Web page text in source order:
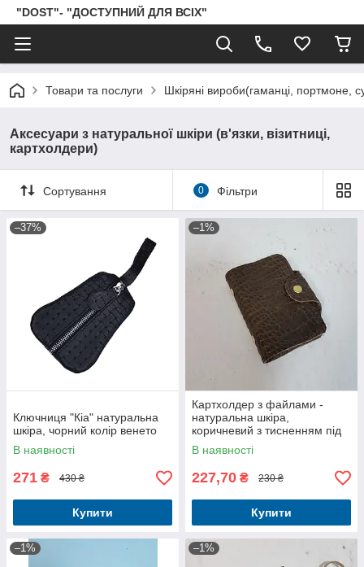
"DOST"- "ДОСТУПНИЙ ДЛЯ ВСІХ"
Товари та послуги Шкіряні вироби(гаманці, портмоне,
Аксесуари з натуральної шкіри (в'язки, візитниці,
картхолдери)
Сортування 0 Фільтри
–37%
Ключниця "Кіа" натуральна
шкіра, чорний колір венето
В наявності
271 ₴ 430 ₴
Купити
–1%
Картхолдер з файлами -
натуральна шкіра,
коричневий з тисненням під
крокодила
В наявності
227,70 ₴ 230 ₴
Купити
–1% –1%